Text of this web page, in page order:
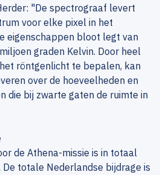
"De spectrograaf levert
voor elke pixel in het
eigenschappen bloot legt van
graden Kelvin. Door heel
röntgenlicht te bepalen, kan
over de hoeveelheden en
die bij zwarte gaten de ruimte in
de Athena-missie is in totaal
totale Nederlandse bijdrage is